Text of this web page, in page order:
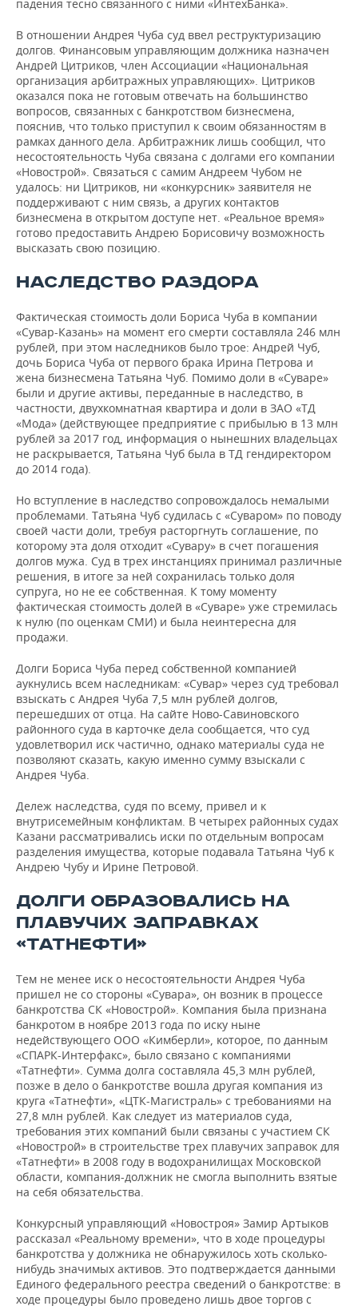
падения тесно связанного с ними «ИнтехБанка».
В отношении Андрея Чуба суд ввел реструктуризацию
долгов. Финансовым управляющим должника назначен
Андрей Цитриков, член Ассоциации «Национальная
организация арбитражных управляющих». Цитриков
оказался пока не готовым отвечать на большинство
вопросов, связанных с банкротством бизнесмена,
пояснив, что только приступил к своим обязанностям в
рамках данного дела. Арбитражник лишь сообщил, что
несостоятельность Чуба связана с долгами его компании
«Новострой». Связаться с самим Андреем Чубом не
удалось: ни Цитриков, ни «конкурсник» заявителя не
поддерживают с ним связь, а других контактов
бизнесмена в открытом доступе нет. «Реальное время»
готово предоставить Андрею Борисовичу возможность
высказать свою позицию.
НАСЛЕДСТВО РАЗДОРА
Фактическая стоимость доли Бориса Чуба в компании
«Сувар-Казань» на момент его смерти составляла 246 млн
рублей, при этом наследников было трое: Андрей Чуб,
дочь Бориса Чуба от первого брака Ирина Петрова и
жена бизнесмена Татьяна Чуб. Помимо доли в «Суваре»
были и другие активы, переданные в наследство, в
частности, двухкомнатная квартира и доли в ЗАО «ТД
«Мода» (действующее предприятие с прибылью в 13 млн
рублей за 2017 год, информация о нынешних владельцах
не раскрывается, Татьяна Чуб была в ТД гендиректором
до 2014 года).
Но вступление в наследство сопровождалось немалыми
проблемами. Татьяна Чуб судилась с «Суваром» по поводу
своей части доли, требуя расторгнуть соглашение, по
которому эта доля отходит «Сувару» в счет погашения
долгов мужа. Суд в трех инстанциях принимал различные
решения, в итоге за ней сохранилась только доля
супруга, но не ее собственная. К тому моменту
фактическая стоимость долей в «Суваре» уже стремилась
к нулю (по оценкам СМИ) и была неинтересна для
продажи.
Долги Бориса Чуба перед собственной компанией
аукнулись всем наследникам: «Сувар» через суд требовал
взыскать с Андрея Чуба 7,5 млн рублей долгов,
перешедших от отца. На сайте Ново-Савиновского
районного суда в карточке дела сообщается, что суд
удовлетворил иск частично, однако материалы суда не
позволяют сказать, какую именно сумму взыскали с
Андрея Чуба.
Дележ наследства, судя по всему, привел и к
внутрисемейным конфликтам. В четырех районных судах
Казани рассматривались иски по отдельным вопросам
разделения имущества, которые подавала Татьяна Чуб к
Андрею Чубу и Ирине Петровой.
ДОЛГИ ОБРАЗОВАЛИСЬ НА
ПЛАВУЧИХ ЗАПРАВКАХ
«ТАТНЕФТИ»
Тем не менее иск о несостоятельности Андрея Чуба
пришел не со стороны «Сувара», он возник в процессе
банкротства СК «Новострой». Компания была признана
банкротом в ноябре 2013 года по иску ныне
недействующего ООО «Кимберли», которое, по данным
«СПАРК-Интерфакс», было связано с компаниями
«Татнефти». Сумма долга составляла 45,3 млн рублей,
позже в дело о банкротстве вошла другая компания из
круга «Татнефти», «ЦТК-Магистраль» с требованиями на
27,8 млн рублей. Как следует из материалов суда,
требования этих компаний были связаны с участием СК
«Новострой» в строительстве трех плавучих заправок для
«Татнефти» в 2008 году в водохранилищах Московской
области, компания-должник не смогла выполнить взятые
на себя обязательства.
Конкурсный управляющий «Новостроя» Замир Артыков
рассказал «Реальному времени», что в ходе процедуры
банкротства у должника не обнаружилось хоть сколько-
нибудь значимых активов. Это подтверждается данными
Единого федерального реестра сведений о банкротстве: в
ходе процедуры было проведено лишь двое торгов с